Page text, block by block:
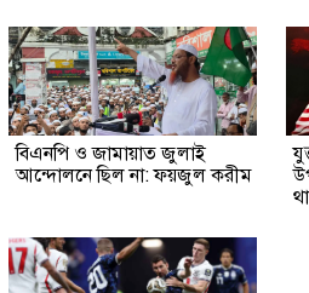
বিএনপি ও জামায়াত জুলাই
আন্দোলনে ছিল না: ফয়জুল করীম